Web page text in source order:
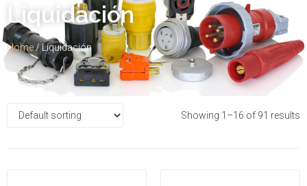
Liquidación
Home/ Liquidación
Showing 1–16 of 91 results